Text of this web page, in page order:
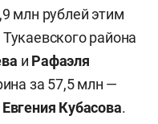
млн рублей этим
района
и Рафаэля
за 57,5 млн —
Евгения Кубасова.